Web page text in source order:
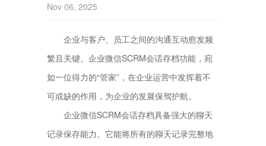
Nov 06, 2025
企业与客户、员工之间的沟通互动愈发频
繁且关键。企业微信SCRM会话存档功能，宛
如一位得力的“管家”，在企业运营中发挥着不
可或缺的作用，为企业的发展保驾护航。
企业微信SCRM会话存档具备强大的聊天
记录保存能力。它能将所有的聊天记录完整地